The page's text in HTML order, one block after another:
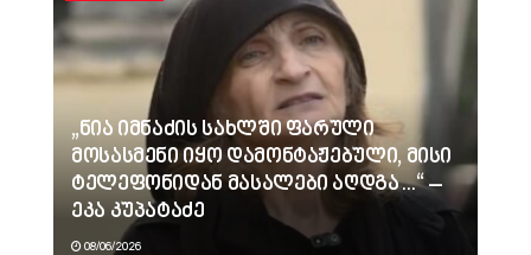
„ნია იმნაძის სახლში ფარული
მოსასმენი იყო დამონტაჟებული, მისი
ტელეფონიდან მასალები აღდგა…“ –
ეკა კუპატაძე
08/06/2026